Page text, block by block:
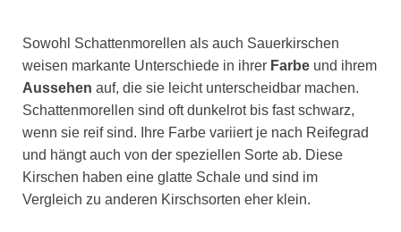
Sowohl Schattenmorellen als auch Sauerkirschen
weisen markante Unterschiede in ihrer Farbe und ihrem
Aussehen auf, die sie leicht unterscheidbar machen.
Schattenmorellen sind oft dunkelrot bis fast schwarz,
wenn sie reif sind. Ihre Farbe variiert je nach Reifegrad
und hängt auch von der speziellen Sorte ab. Diese
Kirschen haben eine glatte Schale und sind im
Vergleich zu anderen Kirschsorten eher klein.